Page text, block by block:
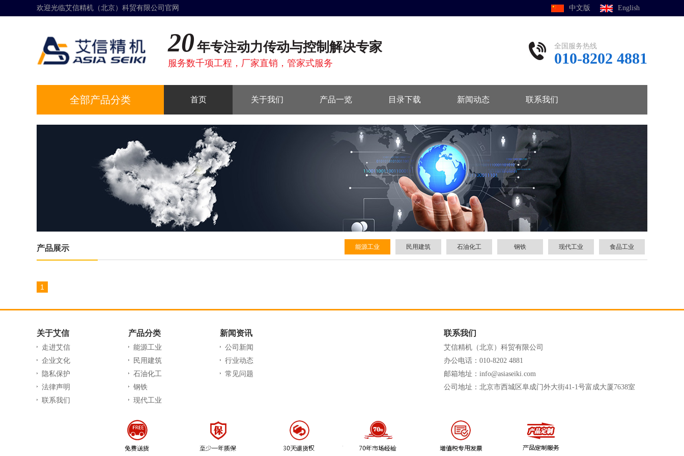
中文版 English
欢迎光临艾信精机（北京）科贸有限公司官网
20 年专注动力传动与控制解决专家
服务数千项工程，厂家直销，管家式服务
全国服务热线
010-8202 4881
全部产品分类 首页 关于我们 产品一览 目录下载 新闻动态 联系我们
产品展示 能源工业 民用建筑 石油化工 钢铁 现代工业 食品工业
1
关于艾信
走进艾信
企业文化
隐私保护
法律声明
联系我们
产品分类
能源工业
民用建筑
石油化工
钢铁
现代工业
新闻资讯
公司新闻
行业动态
常见问题
联系我们
艾信精机（北京）科贸有限公司
办公电话：010-8202 4881
邮箱地址：info@asiaseiki.com
公司地址：北京市西城区阜成门外大街41-1号富成大厦7638室